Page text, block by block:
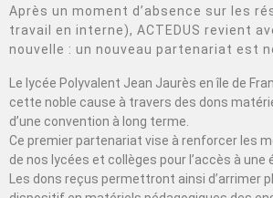
Après un moment d’absence sur les
travail en interne), ACTEDUS revient
nouvelle : un nouveau partenariat est
Le lycée Polyvalent Jean Jaurès en île de
cette noble cause à travers des dons
d’une convention à long terme.
Ce premier partenariat vise à renforcer les
de nos lycées et collèges pour l’accès à une
Les dons reçus permettront ainsi d’arrimer